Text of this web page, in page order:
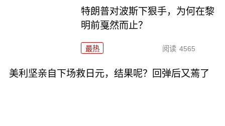
特朗普对波斯下狠手，为何在黎
明前戛然而止？
最热 阅读 4565
美利坚亲自下场救日元，结果呢？回弹后又蔫了